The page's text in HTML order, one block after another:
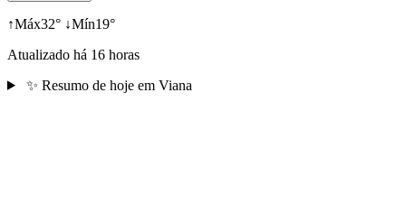
↑Máx32° ↓Mín19°
Atualizado há 16 horas
✨ Resumo de hoje em Viana